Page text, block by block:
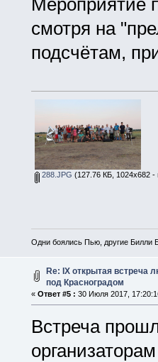
смотря на
подсчётам,
288.JPG (127.76 КБ, 1024x682 -
Одни боялись Пью, другие Билли
Re: IX открытая встреча
под Красноградом
« Ответ #5 : 30 Июля 2017,
Встреча